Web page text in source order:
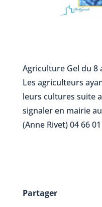
Agriculture Gel du 8
Les agriculteurs
leurs cultures suite
signaler en mairie
(Anne Rivet) 04 66 01
Partager